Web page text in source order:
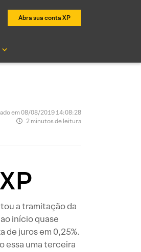
Abra sua conta XP
em 08/08/2019 14:08:28
2 minutos de leitura
a tramitação da
início quase
de juros em 0,25%.
essa uma terceira